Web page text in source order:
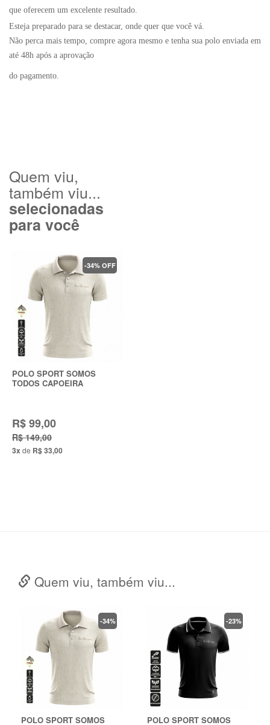
que oferecem um excelente resultado.
Esteja preparado para se destacar, onde quer que você vá.
Não perca mais tempo, compre agora mesmo e tenha sua polo enviada em
até 48h após a aprovação
do pagamento.
Quem viu,
também viu...
selecionadas
para você
POLO SPORT SOMOS
TODOS CAPOEIRA
-34% OFF
R$ 99,00
R$ 149,00
3x de R$ 33,00
Quem viu, também viu...
POLO SPORT SOMOS
-34%
POLO SPORT SOMOS
-23%